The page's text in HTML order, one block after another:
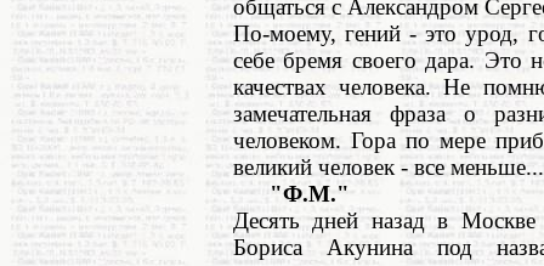
общаться с Александром
По-моему, гений - это урод,
себе бремя своего дара. Это
качествах человека. Не
замечательная фраза о
человеком. Гора по мере
великий человек - все меньше...
"Ф.М."
Десять дней назад в Москве
Бориса Акунина под